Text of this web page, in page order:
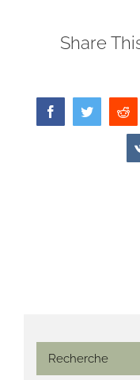
Share
FacebookTwitter
Recherche